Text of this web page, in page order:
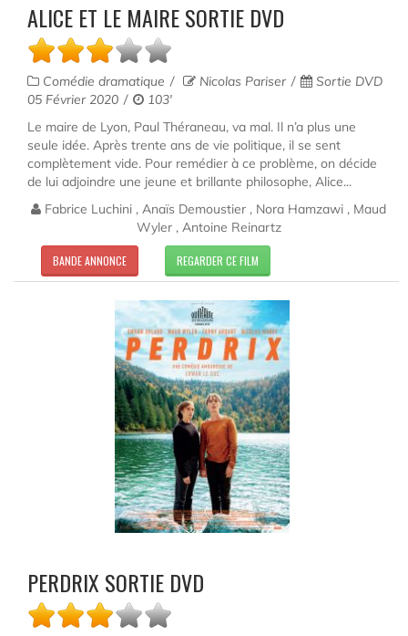
ALICE ET LE MAIRE SORTIE DVD
Comédie dramatique Nicolas Pariser
Sortie DVD
05 Février 2020
103'
Le maire de Lyon, Paul Théraneau, va mal. Il n’a plus une
seule idée. Après trente ans de vie politique, il se sent
complètement vide. Pour remédier à ce problème, on décide
de lui adjoindre une jeune et brillante philosophe, Alice...
Fabrice Luchini , Anaïs Demoustier , Nora Hamzawi , Maud
Wyler , Antoine Reinartz
BANDE ANNONCE REGARDER CE FILM
PERDRIX SORTIE DVD